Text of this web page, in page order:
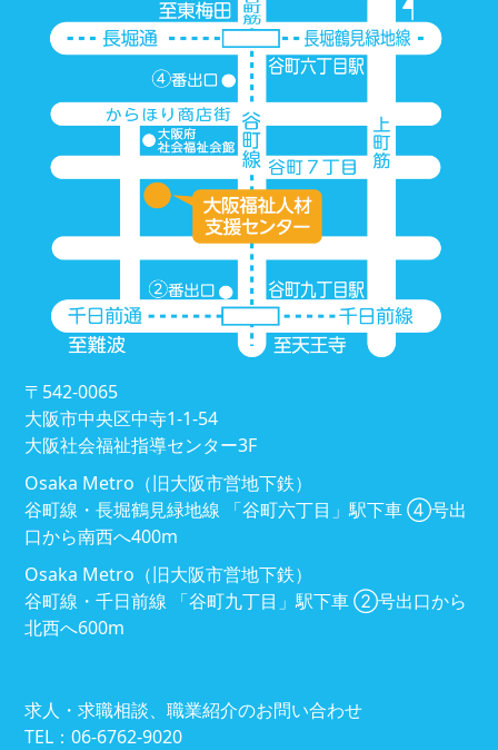
〒542-0065
大阪市中央区中寺1-1-54
大阪社会福祉指導センター3F
Osaka Metro（旧大阪市営地下鉄）
谷町線・長堀鶴見緑地線 「谷町六丁目」駅下車 ④号出
口から南西へ400m
Osaka Metro（旧大阪市営地下鉄）
谷町線・千日前線 「谷町九丁目」駅下車 ②号出口から
北西へ600m
求人・求職相談、職業紹介のお問い合わせ
TEL：06-6762-9020